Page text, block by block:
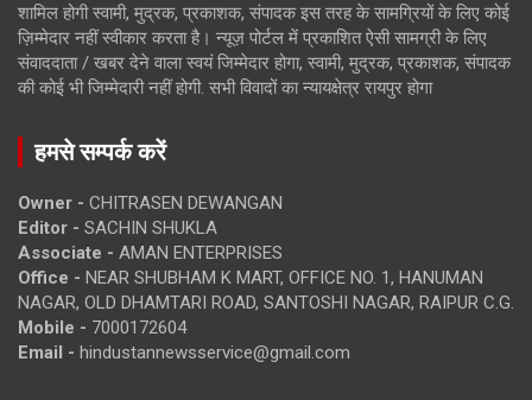
शामिल होगी स्वामी, मुद्रक, प्रकाशक, संपादक इस तरह के सामग्रियों के लिए कोई
ज़िम्मेदार नहीं स्वीकार करता है। न्यूज़ पोर्टल में प्रकाशित ऐसी सामग्री के लिए
संवाददाता / खबर देने वाला स्वयं जिम्मेदार होगा, स्वामी, मुद्रक, प्रकाशक, संपादक
की कोई भी जिम्मेदारी नहीं होगी. सभी विवादों का न्यायक्षेत्र रायपुर होगा
हमसे सम्पर्क करें
Owner - CHITRASEN DEWANGAN
Editor - SACHIN SHUKLA
Associate - AMAN ENTERPRISES
Office - NEAR SHUBHAM K MART, OFFICE NO. 1, HANUMAN
NAGAR, OLD DHAMTARI ROAD, SANTOSHI NAGAR, RAIPUR C.G.
Mobile - 7000172604
Email - hindustannewsservice@gmail.com